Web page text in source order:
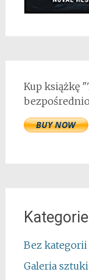
Kup książkę
Kategorie
Bez kategorii
Galeria sztuki